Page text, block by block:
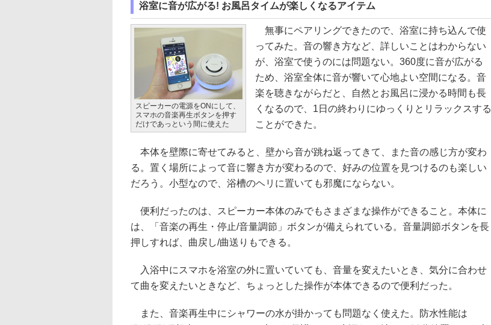
浴室に音が広がる! お風呂タイムが楽しくなるアイテム
スピーカーの電源をONにして、
スマホの音楽再生ボタンを押す
だけであっという間に使えた
無事にペアリングできたので、浴室に持ち込んで使
ってみた。音の響き方など、詳しいことはわからない
が、浴室で使うのには問題ない。360度に音が広がる
ため、浴室全体に音が響いて心地よい空間になる。音
楽を聴きながらだと、自然とお風呂に浸かる時間も長
くなるので、1日の終わりにゆっくりとリラックスする
ことができた。
本体を壁際に寄せてみると、壁から音が跳ね返ってきて、また音の感じ方が変わ
る。置く場所によって音に響き方が変わるので、好みの位置を見つけるのも楽しい
だろう。小型なので、浴槽のヘリに置いても邪魔にならない。
便利だったのは、スピーカー本体のみでもさまざまな操作ができること。本体に
は、「音楽の再生・停止/音量調節」ボタンが備えられている。音量調節ボタンを長
押しすれば、曲戻し/曲送りもできる。
入浴中にスマホを浴室の外に置いていても、音量を変えたいとき、気分に合わせ
て曲を変えたいときなど、ちょっとした操作が本体できるので便利だった。
また、音楽再生中にシャワーの水が掛かっても問題なく使えた。防水性能は